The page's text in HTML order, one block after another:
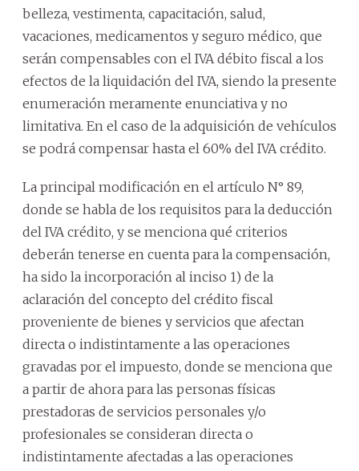
belleza, vestimenta, capacitación, salud,
vacaciones, medicamentos y seguro médico, que
serán compensables con el IVA débito fiscal a los
efectos de la liquidación del IVA, siendo la presente
enumeración meramente enunciativa y no
limitativa. En el caso de la adquisición de vehículos
se podrá compensar hasta el 60% del IVA crédito.
La principal modificación en el artículo N° 89,
donde se habla de los requisitos para la deducción
del IVA crédito, y se menciona qué criterios
deberán tenerse en cuenta para la compensación,
ha sido la incorporación al inciso 1) de la
aclaración del concepto del crédito fiscal
proveniente de bienes y servicios que afectan
directa o indistintamente a las operaciones
gravadas por el impuesto, donde se menciona que
a partir de ahora para las personas físicas
prestadoras de servicios personales y/o
profesionales se consideran directa o
indistintamente afectadas a las operaciones